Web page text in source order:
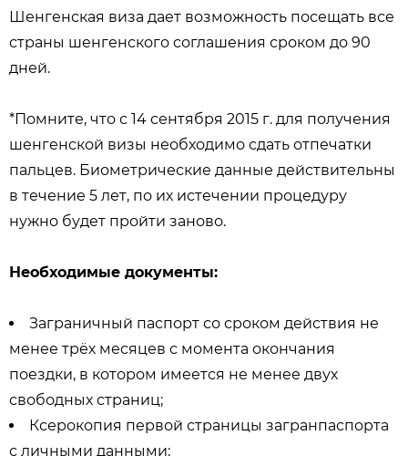
Шенгенская виза дает возможность посещать все
страны шенгенского соглашения сроком до 90
дней.
*Помните, что с 14 сентября 2015 г. для получения
шенгенской визы необходимо сдать отпечатки
пальцев. Биометрические данные действительны
в течение 5 лет, по их истечении процедуру
нужно будет пройти заново.
Необходимые документы:
Заграничный паспорт со сроком действия не
менее трёх месяцев с момента окончания
поездки, в котором имеется не менее двух
свободных страниц;
Ксерокопия первой страницы загранпаспорта
с личными данными;